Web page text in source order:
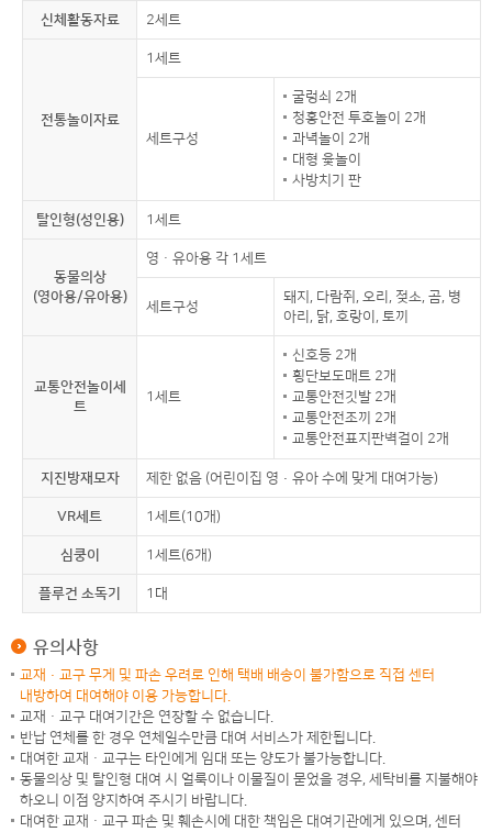
신체활동자료 2세트
전통놀이자료
1세트
세트구성
굴렁쇠 2개
청홍안전 투호놀이 2개
과녁놀이 2개
대형 윷놀이
사방치기 판
탈인형(성인용) 1세트
동물의상
(영아용/유아용)
영ㆍ유아용 각 1세트
세트구성
돼지, 다람쥐, 오리, 젖소, 곰, 병
아리, 닭, 호랑이, 토끼
교통안전놀이세
트
1세트
신호등 2개
횡단보도매트 2개
교통안전깃발 2개
교통안전조끼 2개
교통안전표지판벽걸이 2개
지진방재모자 제한 없음 (어린이집 영·유아 수에 맞게 대여가능)
VR세트 1세트(10개)
심쿵이 1세트(6개)
플루건 소독기 1대
유의사항
교재·교구 무게 및 파손 우려로 인해 택배 배송이 불가함으로 직접 센터
내방하여 대여해야 이용 가능합니다.
교재ㆍ교구 대여기간은 연장할 수 없습니다.
반납 연체를 한 경우 연체일수만큼 대여 서비스가 제한됩니다.
대여한 교재ㆍ교구는 타인에게 임대 또는 양도가 불가능합니다.
동물의상 및 탈인형 대여 시 얼룩이나 이물질이 묻었을 경우, 세탁비를 지불해야
하오니 이점 양지하여 주시기 바랍니다.
대여한 교재ㆍ교구 파손 및 훼손시에 대한 책임은 대여기관에게 있으며, 센터